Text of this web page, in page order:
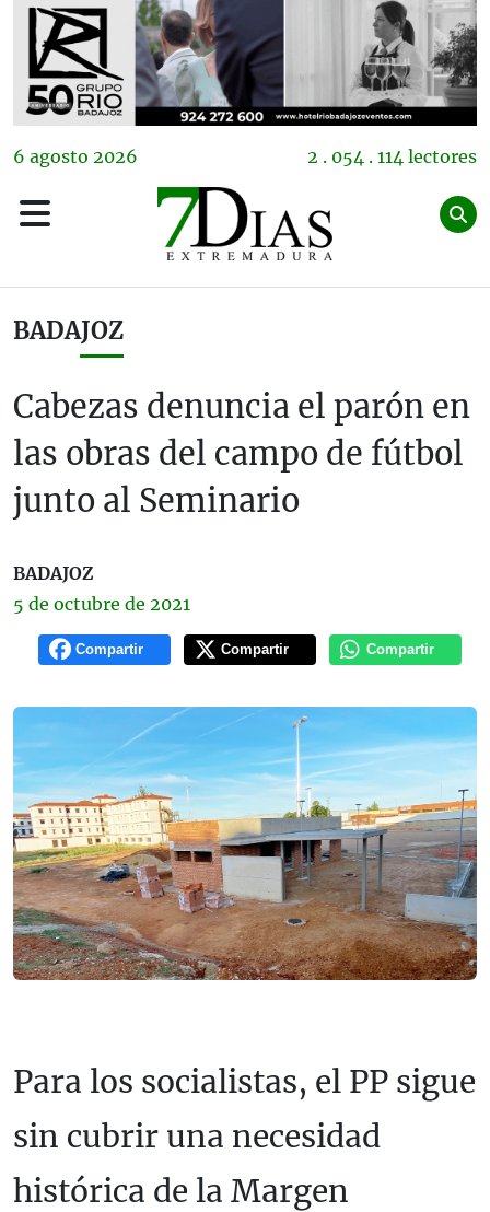
6 agosto 2026 2 . 054 . 114 lectores
BADAJOZ
Cabezas denuncia el parón en
las obras del campo de fútbol
junto al Seminario
BADAJOZ
5 de octubre de 2021
Compartir Compartir Compartir
Para los socialistas, el PP sigue
sin cubrir una necesidad
histórica de la Margen